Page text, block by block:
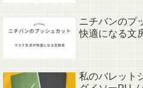
ニチバンのプ
快適になる文
私のバレット